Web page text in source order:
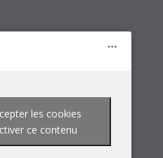
les cookies
ce contenu